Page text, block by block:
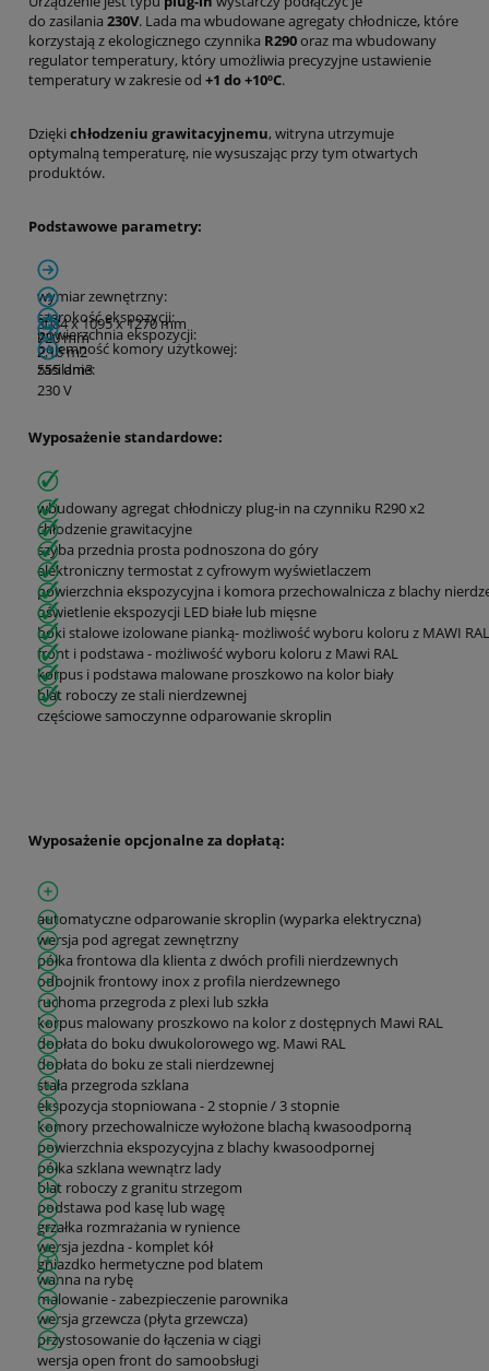
do zasilania 230V. Lada ma wbudowane agregaty chłodnicze, które
korzystają z ekologicznego czynnika R290oraz ma wbudowany
regulator temperatury, który umożliwia precyzyjne ustawienie
temperatury w zakresie od +1 do +10ºC.
Dzięki chłodzeniu grawitacyjnemu, witryna utrzymuje
optymalną temperaturę, nie wysuszając przy tym otwartych
produktów.
Podstawowe parametry:
wymiar zewnętrzny:
3084 x 1095 x 1270 mm
szerokość ekspozycji:
720 mm
powierzchnia ekspozycji:
2,16 m2
pojemność komory użytkowej:
555 dm3
zasilanie:
230 V
Wyposażenie standardowe:
wbudowany agregat chłodniczy plug-in na czynniku R290 x2
chłodzenie grawitacyjne
szyba przednia prosta podnoszona do góry
elektroniczny termostat z cyfrowym wyświetlaczem
powierzchnia ekspozycyjna i komora przechowalnicza z blachy
oświetlenie ekspozycji LED białe lub mięsne
boki stalowe izolowane pianką- możliwość wyboru koloru z MAWI RAL
front i podstawa - możliwość wyboru koloru z Mawi RAL
korpus i podstawa malowane proszkowo na kolor biały
blat roboczy ze stali nierdzewnej
częściowe samoczynne odparowanie skroplin
Wyposażenie opcjonalne za dopłatą:
automatyczne odparowanie skroplin (wyparka elektryczna)
wersja pod agregat zewnętrzny
półka frontowa dla klienta z dwóch profili nierdzewnych
odbojnik frontowy inox z profila nierdzewnego
ruchoma przegroda z plexi lub szkła
korpus malowany proszkowo na kolor z dostępnych Mawi RAL
dopłata do boku dwukolorowego wg. Mawi RAL
dopłata do boku ze stali nierdzewnej
stała przegroda szklana
ekspozycja stopniowana - 2 stopnie / 3 stopnie
komory przechowalnicze wyłożone blachą kwasoodporną
powierzchnia ekspozycyjna z blachy kwasoodpornej
półka szklana wewnątrz lady
blat roboczy z granitu strzegom
podstawa pod kasę lub wagę
grzałka rozmrażania w rynience
wersja jezdna - komplet kół
gniazdko hermetyczne pod blatem
wanna na rybę
malowanie - zabezpieczenie parownika
wersja grzewcza (płyta grzewcza)
przystosowanie do łączenia w ciągi
wersja open front do samoobsługi